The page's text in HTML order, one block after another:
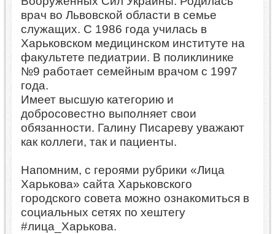
врач во Львовской области в семье
служащих. С 1986 года училась в
Харьковском медицинском институте на
факультете педиатрии. В поликлинике
№9 работает семейным врачом с 1997
года.
Имеет высшую категорию и
добросовестно выполняет свои
обязанности. Галину Писареву уважают
как коллеги, так и пациенты.
Напомним, с героями рубрики «Лица
Харькова» сайта Харьковского
городского совета можно ознакомиться в
социальных сетях по хештегу
#лица_Харькова.